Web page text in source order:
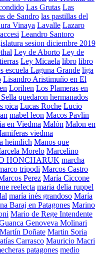
Las Grutas Las
de Sandro las pastillas del
Vinaya Lavalle Lazaro
Leandro Santoro
sesion diciembre 2019
Ley de Aborto Ley de
Ley Micaela libro libro
escuela Laguna Grande liga
Lisandro Aristimuño en El
Lorihen Los Plameras en
quedaron hermanados
pica Lucas Roche Lucio
mabel leon Macos Pavlin
en Viedma Malón Malon en
viedma
heimlich Manos que
Morelo Marcelino
HONCHARUK marcha
tripodi Marcos Castro
Perez María Ciccone
reelecta maria delia ruppel
maría inés grandoso María
Baraj en Patagones Marino
Mario de Rege Intendente
Genoveva Molinari
Martín Doñate Martin Soria
Carrasco Mauricio Macri
patagones medio